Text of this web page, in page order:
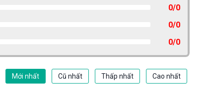
0/0
0/0
0/0
Mới nhất Cũ nhất Thấp nhất Cao nhất